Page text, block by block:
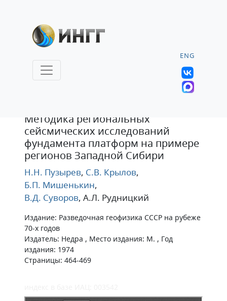
ENG
Методика региональных
сейсмических исследований
фундамента платформ на примере
регионов Западной Сибири
Н.Н. Пузырев, С.В. Крылов,
Б.П. Мишенькин,
В.Д. Суворов, А.Л. Рудницкий
Издание: Разведочная геофизика СССР на рубеже
70-х годов
Издатель: Недра , Место издания: М. , Год
издания: 1974
Страницы: 464-469